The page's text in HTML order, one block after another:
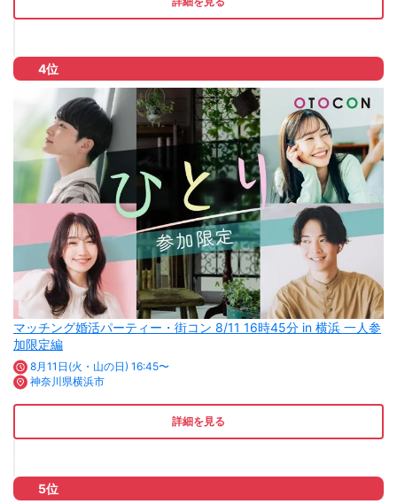
4位
マッチング婚活パーティー・街コン 8/11 16時45分 in 横浜 一人参
加限定編
8月11日(火・山の日) 16:45〜
神奈川県横浜市
詳細を見る
5位